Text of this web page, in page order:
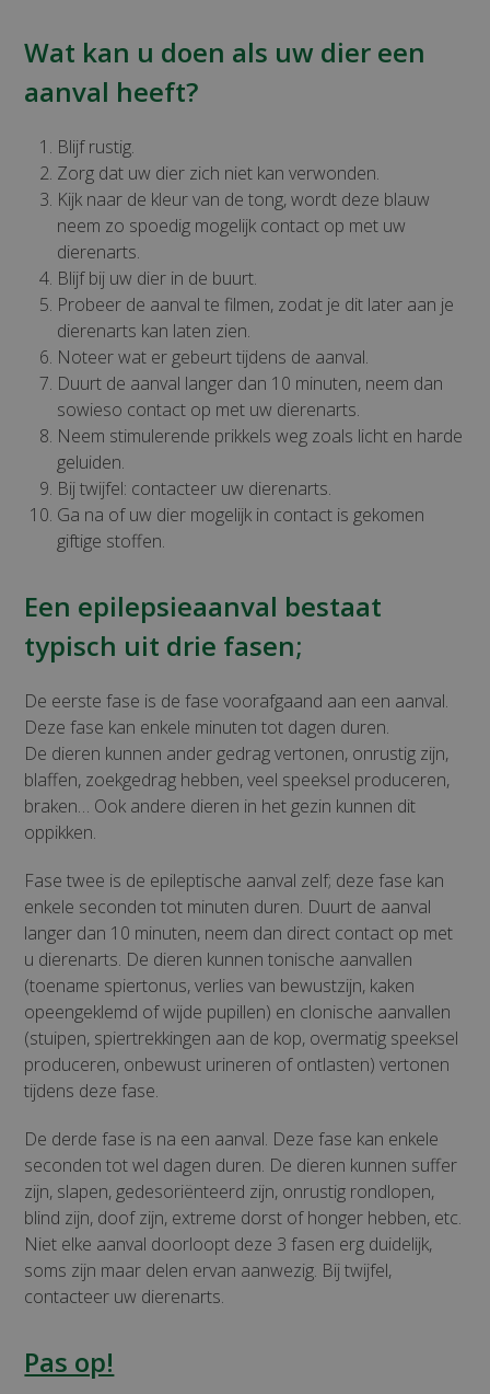
Wat kan u doen als uw dier een
aanval heeft?
Blijf rustig.
Zorg dat uw dier zich niet kan verwonden.
Kijk naar de kleur van de tong, wordt deze blauw
neem zo spoedig mogelijk contact op met uw
dierenarts.
Blijf bij uw dier in de buurt.
Probeer de aanval te filmen, zodat je dit later aan je
dierenarts kan laten zien.
Noteer wat er gebeurt tijdens de aanval.
Duurt de aanval langer dan 10 minuten, neem dan
sowieso contact op met uw dierenarts.
Neem stimulerende prikkels weg zoals licht en harde
geluiden.
Bij twijfel: contacteer uw dierenarts.
Ga na of uw dier mogelijk in contact is gekomen
giftige stoffen.
Een epilepsieaanval bestaat
typisch uit drie fasen;
De eerste fase is de fase voorafgaand aan een aanval.
Deze fase kan enkele minuten tot dagen duren.
De dieren kunnen ander gedrag vertonen, onrustig zijn,
blaffen, zoekgedrag hebben, veel speeksel produceren,
braken… Ook andere dieren in het gezin kunnen dit
oppikken.
Fase twee is de epileptische aanval zelf; deze fase kan
enkele seconden tot minuten duren. Duurt de aanval
langer dan 10 minuten, neem dan direct contact op met
u dierenarts. De dieren kunnen tonische aanvallen
(toename spiertonus, verlies van bewustzijn, kaken
opeengeklemd of wijde pupillen) en clonische aanvallen
(stuipen, spiertrekkingen aan de kop, overmatig speeksel
produceren, onbewust urineren of ontlasten) vertonen
tijdens deze fase.
De derde fase is na een aanval. Deze fase kan enkele
seconden tot wel dagen duren. De dieren kunnen suffer
zijn, slapen, gedesoriënteerd zijn, onrustig rondlopen,
blind zijn, doof zijn, extreme dorst of honger hebben, etc.
Niet elke aanval doorloopt deze 3 fasen erg duidelijk,
soms zijn maar delen ervan aanwezig. Bij twijfel,
contacteer uw dierenarts.
Pas op!